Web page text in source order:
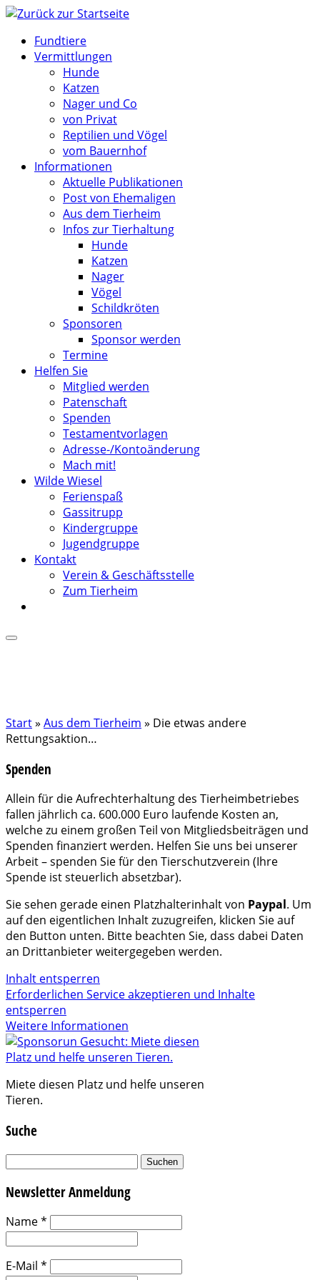
Zum
springenFundtiere
Vermittlungen
Hunde
Katzen
Nager und Co
von Privat
Reptilien und Vögel
vom Bauernhof
Informationen
Aktuelle Publikationen
Post von Ehemaligen
Aus dem Tierheim
Infos zur Tierhaltung
Hunde
Katzen
Nager
Vögel
Schildkröten
Sponsoren
Sponsor werden
Termine
Helfen Sie
Mitglied werden
Patenschaft
Spenden
Testamentvorlagen
Adresse-/Kontoänderung
Mach mit!
Wilde Wiesel
Ferienspaß
Gassitrupp
Kindergruppe
Jugendgruppe
Kontakt
Verein & Geschäftsstelle
Zum Tierheim
Start» Aus dem Tierheim » Die etwas andere
Rettungsaktion…
Spenden
Allein für die Aufrechterhaltung des Tierheimbetriebes
fallen jährlich ca. 600.000 Euro laufende Kosten an,
welche zu einem großen Teil von Mitgliedsbeiträgen und
Spenden finanziert werden. Helfen Sie uns bei unserer
Arbeit – spenden Sie für den Tierschutzverein (Ihre
Spende ist steuerlich absetzbar).
Sie sehen gerade einen Platzhalterinhalt von Paypal. Um
auf den eigentlichen Inhalt zuzugreifen, klicken Sie auf
den Button unten. Bitte beachten Sie, dass dabei Daten
an Drittanbieter weitergegeben werden.
Inhalt entsperren
Erforderlichen Service akzeptieren und Inhalte
entsperren
Weitere Informationen
Miete diesen Platz und helfe unseren
Tieren.
Suche
Suchen
Newsletter Anmeldung
Name*
E-Mail *